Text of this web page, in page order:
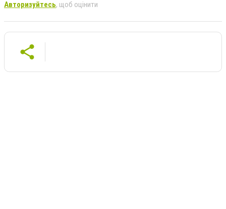
Авторизуйтесь, щоб оцінити